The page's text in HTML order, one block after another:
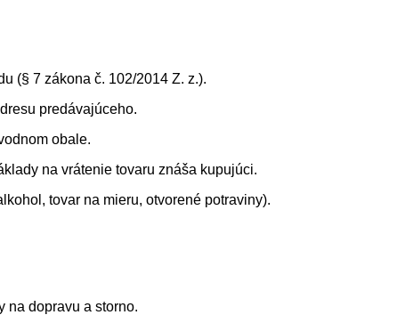
(§ 7 zákona č. 102/2014 Z. z.).
predávajúceho.
obale.
na vrátenie tovaru znáša kupujúci.
tovar na mieru, otvorené potraviny).
na dopravu a storno.